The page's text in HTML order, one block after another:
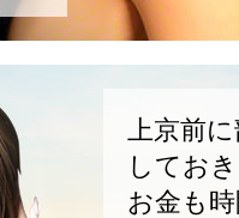
上京前
してお
お金も